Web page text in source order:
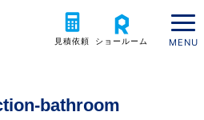
見積依頼 ショールーム
bathroom